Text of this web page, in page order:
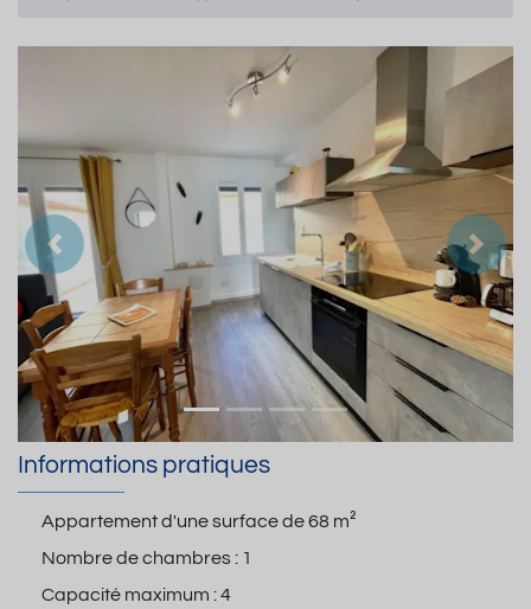
Précedent
Informations pratiques
Appartement d'une surface de68 m²
Nombre de chambres : 1
Capacité maximum :4